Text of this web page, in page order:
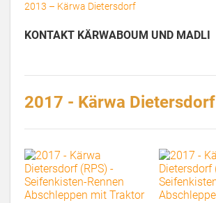
2013 – Kärwa Dietersdorf
KONTAKT KÄRWABOUM UND MADLI
2017 - Kärwa Dietersdorf